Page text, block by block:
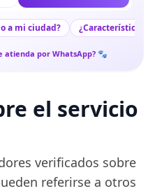
a mi ciudad? ¿Características
atienda por WhatsApp? 🐾
el servicio
verificados sobre
referirse a otros